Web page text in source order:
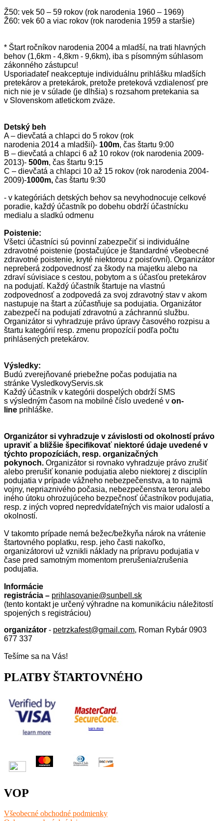
Ž50: vek 50 – 59 rokov (rok narodenia 1960 – 1969)
Ž60: vek 60 a viac rokov (rok narodenia 1959 a staršie)
* Štart ročníkov narodenia 2004 a mladší, na trati hlavných
behov (1,6km - 4,8km - 9,6km), iba s písomným súhlasom
zákonného zástupcu!
Usporiadateľ neakceptuje individuálnu prihlášku mladších
pretekárov a pretekárok, pretože preteková vzdialenosť pre
nich nie je v súlade (je dlhšia) s rozsahom pretekania sa
v Slovenskom atletickom zväze.
Detský beh
A – dievčatá a chlapci do 5 rokov (rok
narodenia 2014 a mladšií)- 100m, čas štartu 9:00
B – dievčatá a chlapci 6 až 10 rokov (rok narodenia 2009-
2013)- 500m, čas štartu 9:15
C – dievčatá a chlapci 10 až 15 rokov (rok narodenia 2004-
2009)-1000m, čas štartu 9:30
- v kategóriách detských behov sa nevyhodnocuje celkové
poradie, každý účastník po dobehu obdrží účastnícku
medialu a sladkú odmenu
Poistenie:
Všetci účastníci sú povinní zabezpečiť si individuálne
zdravotné poistenie (postačujúce je štandardné všeobecné
zdravotné poistenie, kryté niektorou z poisťovní). Organizátor
nepreberá zodpovednosť za škody na majetku alebo na
zdraví súvisiace s cestou, pobytom a s účasťou pretekárov
na podujatí. Každý účastník štartuje na vlastnú
zodpovednosť a zodpovedá za svoj zdravotný stav v akom
nastupuje na štart a zúčastňuje sa podujatia. Organizátor
zabezpečí na podujatí zdravotnú a záchrannú službu.
Organizátor si vyhradzuje právo úpravy časového rozpisu a
štartu kategórií resp. zmenu propozícií podľa počtu
prihlásených pretekárov.
Výsledky:
Budú zverejňované priebežne počas podujatia na
stránke VysledkovyServis.sk
Každý účastník v kategórii dospelých obdrží SMS
s výsledným časom na mobilné číslo uvedené v on-
line prihláške.
Organizátor si vyhradzuje v závislosti od okolností právo
upraviť a bližšie špecifikovať niektoré údaje uvedené v
týchto propozíciách, resp. organizačných
pokynoch. Organizátor si rovnako vyhradzuje právo zrušiť
alebo prerušiť konanie podujatia alebo niektorej z disciplín
podujatia v prípade vážneho nebezpečenstva, a to najmä
vojny, nepriaznivého počasia, nebezpečenstva teroru alebo
iného útoku ohrozujúceho bezpečnosť účastníkov podujatia,
resp. z iných vopred nepredvídateľných vis maior udalostí a
okolností.
V takomto prípade nemá bežec/bežkyňa nárok na vrátenie
štartovného poplatku, resp. jeho časti nakoľko,
organizátorovi už vznikli náklady na prípravu podujatia v
čase pred samotným momentom prerušenia/zrušenia
podujatia.
Informácie
registrácia – prihlasovanie@sunbell.sk
(tento kontakt je určený výhradne na komunikáciu náležitostí
spojených s registráciou)
organizátor - petrzkafest@gmail.com, Roman Rybár 0903
677 337
Tešíme sa na Vás!
PLATBY ŠTARTOVNÉHO
VOP
Všeobecné obchodné podmienky